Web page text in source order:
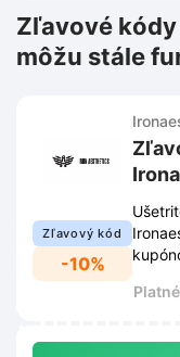
Zľavové
môžu stále
Zľavový kód
-10%